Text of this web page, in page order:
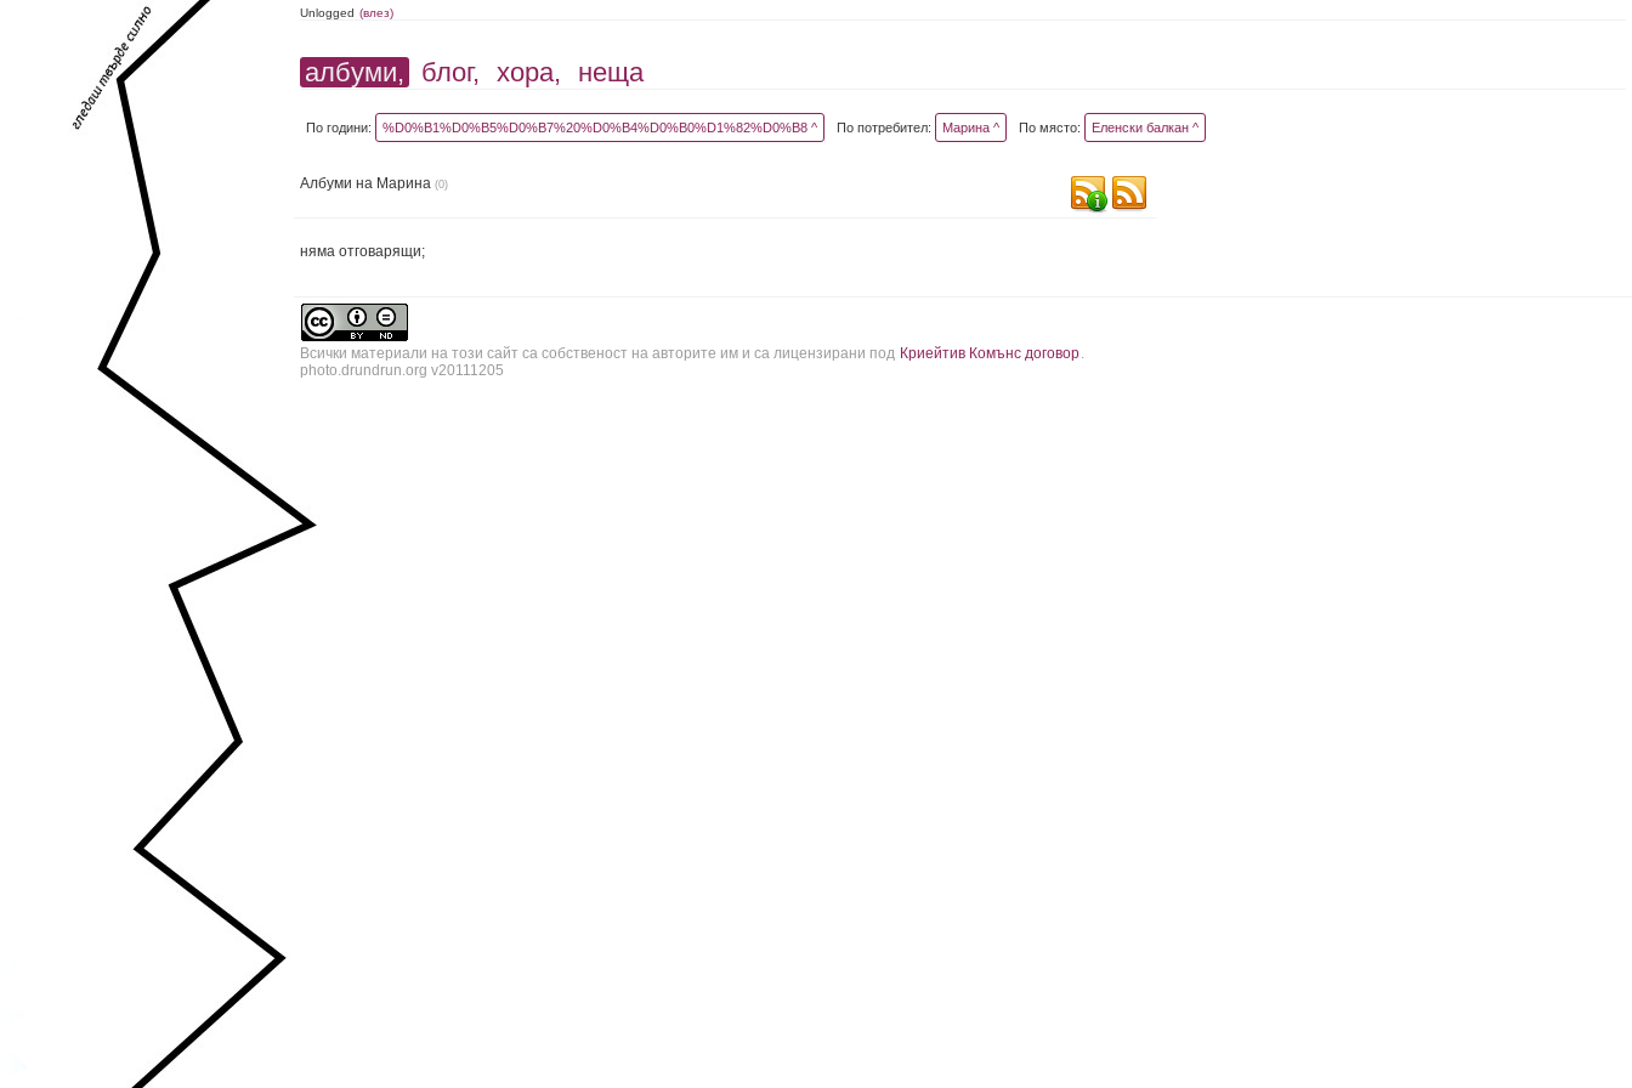
Unlogged (влез)
албуми, блог, хора, неща
По години: %D0%B1%D0%B5%D0%B7%20%D0%B4%D0%B0%D1%82%D0%B8 ^ По потребител: Марина ^ По място: Еленски балкан ^
Албуми на Марина (0)
няма отговарящи;
Всички материали на този сайт са собственост на авторите им и са лицензирани под Криейтив Комънс договор.
photo.drundrun.org v20111205